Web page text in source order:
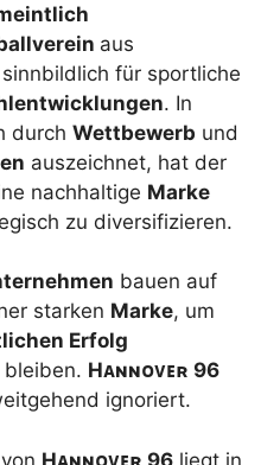
aus
für sportliche
. In
durch Wettbewerb und
auszeichnet, hat der
nachhaltige Marke
zu diversifizieren.
bauen auf
starken Marke, um
Erfolg
Hᴀɴɴᴏᴠᴇʀ 96
ignoriert.
von Hᴀɴɴᴏᴠᴇʀ 96 liegt in